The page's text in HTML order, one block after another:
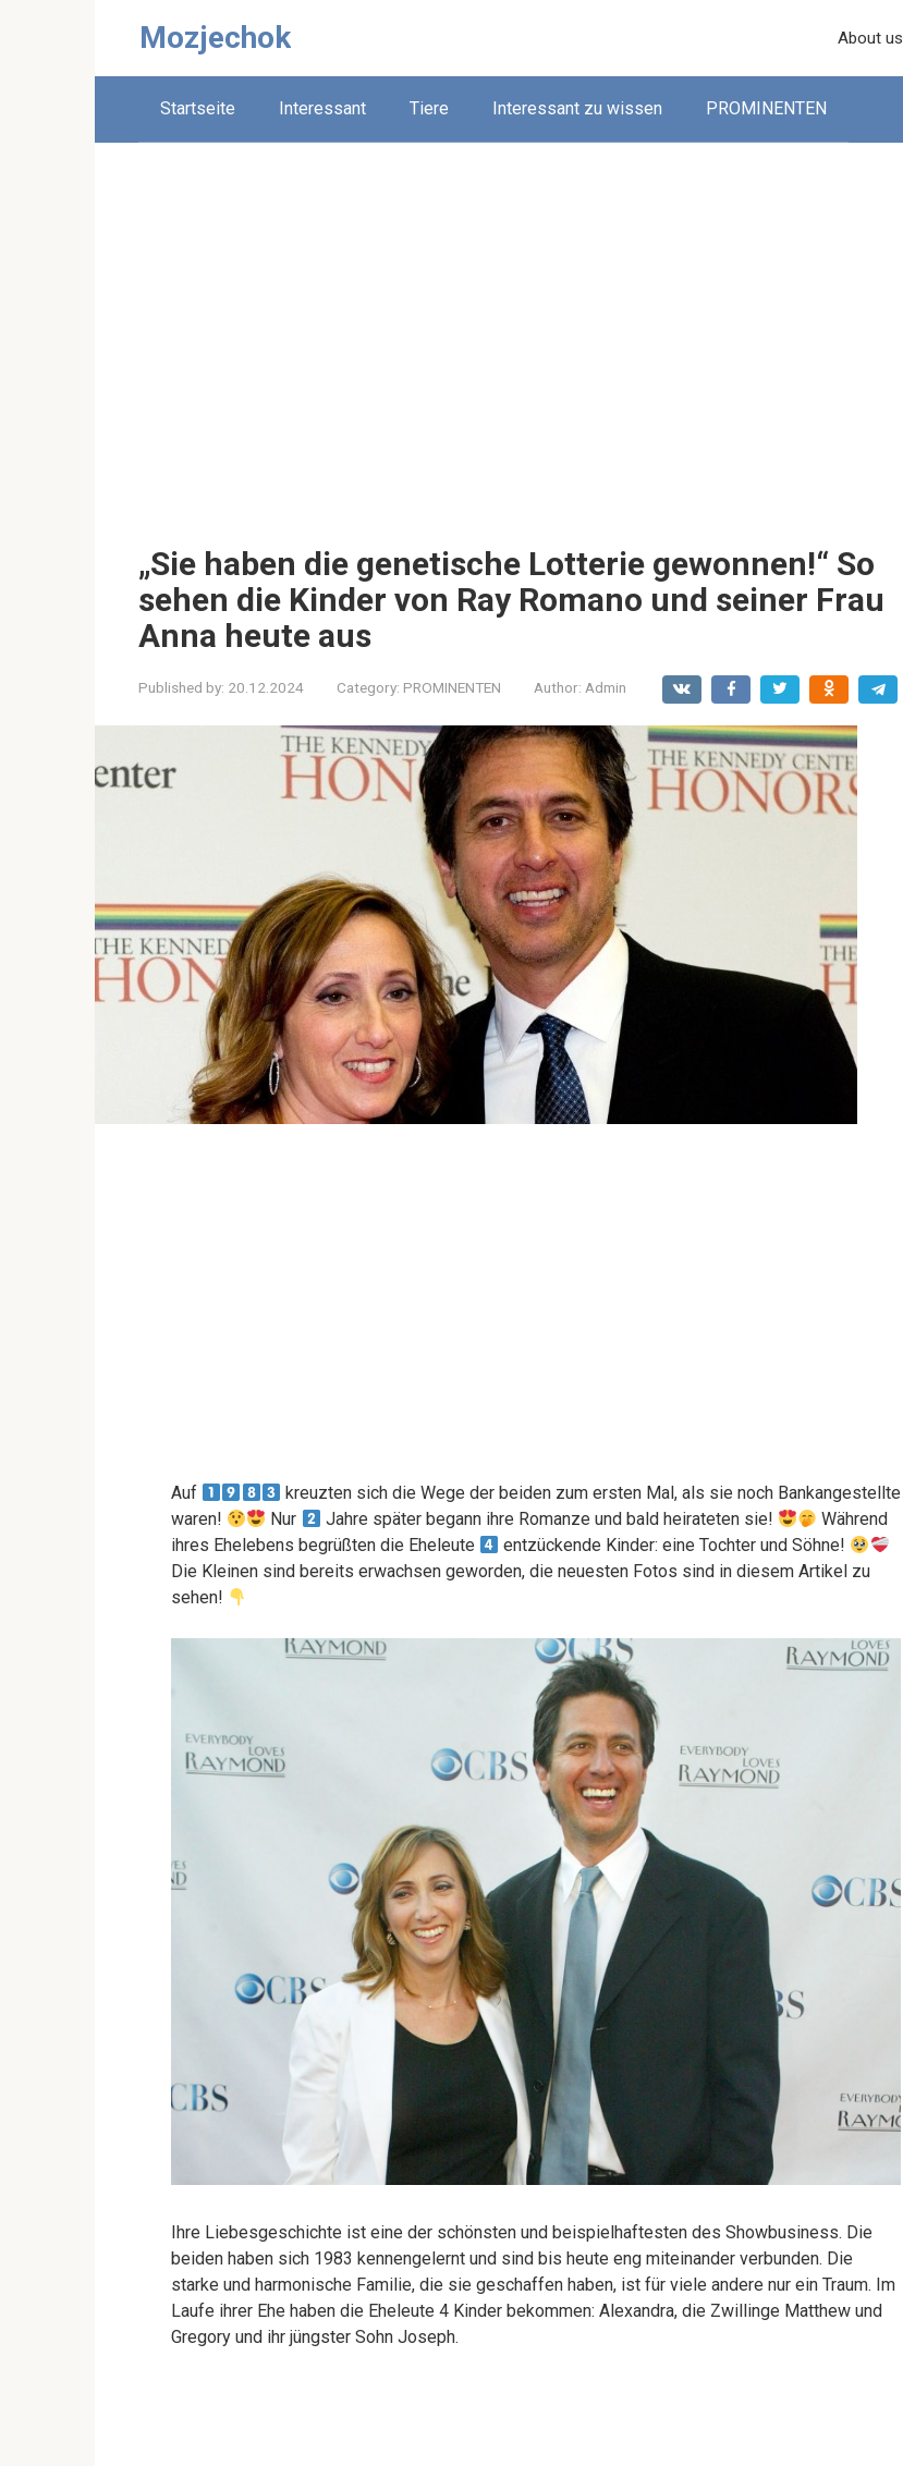
Mozjechok About us
Startseite Interessant Tiere Interessant zu wissen PROMINENTEN
„Sie haben die genetische Lotterie gewonnen!“ So
sehen die Kinder von Ray Romano und seiner Frau
Anna heute aus
Published by: 20.12.2024 Category: PROMINENTEN Author: Admin
Auf
kreuzten sich die Wege der beiden zum ersten Mal, als sie noch Bankangestellte
waren!
Nur Jahre später begann ihre Romanze und bald heirateten sie!
Während
ihres Ehelebens begrüßten die Eheleute
entzückende Kinder: eine Tochter und Söhne!
Die Kleinen sind bereits erwachsen geworden, die neuesten Fotos sind in diesem Artikel zu
sehen!
Ihre Liebesgeschichte ist eine der schönsten und beispielhaftesten des Showbusiness. Die
beiden haben sich 1983 kennengelernt und sind bis heute eng miteinander verbunden. Die
starke und harmonische Familie, die sie geschaffen haben, ist für viele andere nur ein Traum. Im
Laufe ihrer Ehe haben die Eheleute 4 Kinder bekommen: Alexandra, die Zwillinge Matthew und
Gregory und ihr jüngster Sohn Joseph.